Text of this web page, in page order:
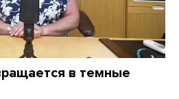
в темные